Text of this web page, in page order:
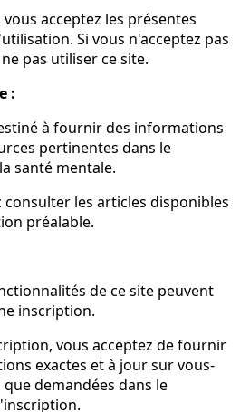
acceptez les présentes
Si vous n'acceptez pas
pas utiliser ce site.
:
à fournir des informations
pertinentes dans le
santé mentale.
consulter les articles disponibles
préalable.
de ce site peuvent
inscription.
vous acceptez de fournir
exactes et à jour sur vous-
demandées dans le